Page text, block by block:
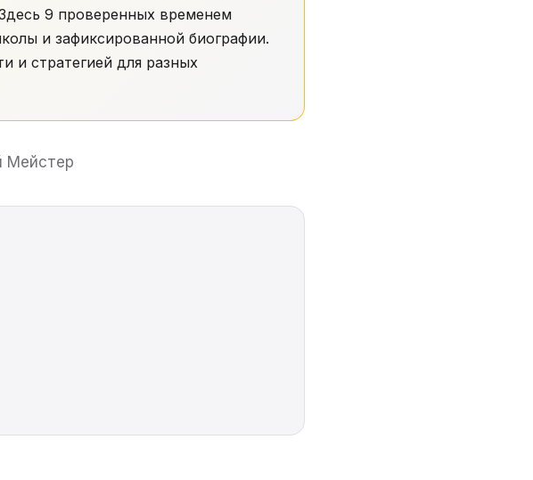
9 проверенных временем
и зафиксированной биографии.
и стратегией для разных
Мейстер